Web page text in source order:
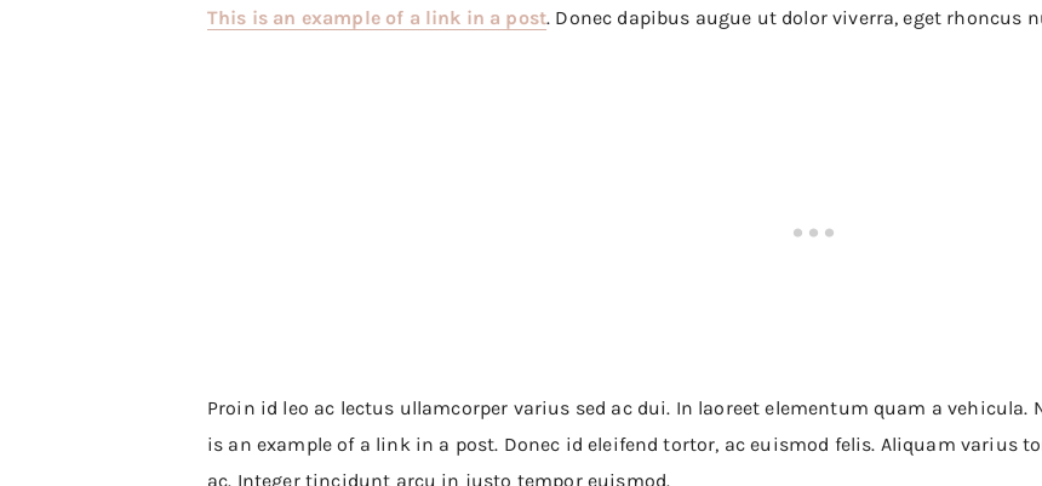
This is an example of a link in a post. Donec dapibus augue ut dolor viverra, eget rhoncus
Proin id leo ac lectus ullamcorper varius sed ac dui. In laoreet elementum quam a
is an example of a link in a post. Donec id eleifend tortor, ac euismod felis. Aliquam varius
ac. Integer tincidunt arcu in justo tempor euismod.